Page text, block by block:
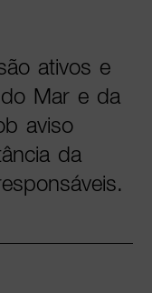
ativos e
Mar e da
aviso
da